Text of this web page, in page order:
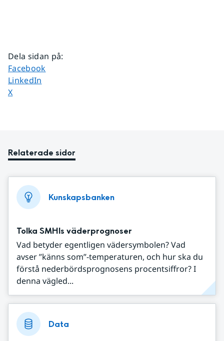
Dela sidan på:
Dela sidan på
Facebook
Dela sidan på
LinkedIn
Dela sidan på
X
Relaterade sidor
Kunskapsbanken
Tolka SMHIs väderprognoser
Vad betyder egentligen vädersymbolen? Vad
avser ”känns som”-temperaturen, och hur ska du
förstå nederbördsprognosens procentsiffror? I
denna vägled...
Data